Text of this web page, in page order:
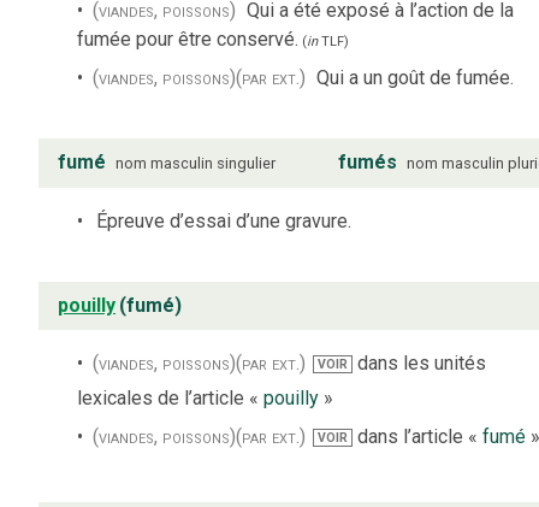
(viandes, poissons) Qui a été exposé à l’action de la
fumée pour être conservé. (inTLF)
(viandes, poissons)(par ext.) Qui a un goût de fumée.
fumé nom masculin singulier fumés nom masculin
Épreuve d’essai d’une gravure.
pouilly (fumé)
(viandes, poissons)(par ext.) VOIR dans les unités
lexicales de l’article « pouilly »
(viandes, poissons)(par ext.) VOIR dans l’article « fumé»